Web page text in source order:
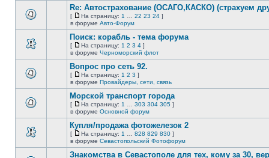
сообщений.
непрочитанных
сообщений.
этой
непрочитанных
сообщений.
Re: Автострахование (ОСАГО,КАСКО) (страхуем
[
На
страницу
На страницу: 1 22 23 24 ]
в форуме Авто-Форум
этой
непрочитанных
сообщений.
Поиск: корабль - тема форума
[
На
страницу
На страницу: 1 2 3 4 ]
в форуме Черноморский флот
этой
непрочитанных
сообщений.
Вопрос про сеть 92.
[
На
страницу
На страницу: 1 2 3 ]
в форуме Провайдеры, сети, связь
этой
непрочитанных
сообщений.
Морской транспорт города
[
На
страницу
На страницу: 1 303 304 305 ]
в форуме Основной форум
этой
Купля/продажа фотожелезок 2
[
На
страницу
На страницу: 1 828 829 830 ]
в форуме Севастопольский Фотофорум
Знакомства в Севастополе для тех, кому за 30,